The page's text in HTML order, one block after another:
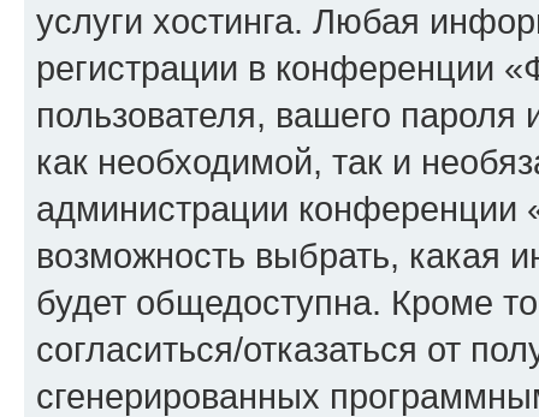
услуги хостинга. Любая
регистрации в конференции
пользователя, вашего
как необходимой, так и
администрации
возможность выбрать, какая
будет общедоступна. Кроме
согласиться/отказаться от
сгенерированных